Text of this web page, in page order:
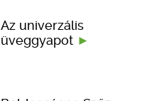
Az univerzális
üveggyapot